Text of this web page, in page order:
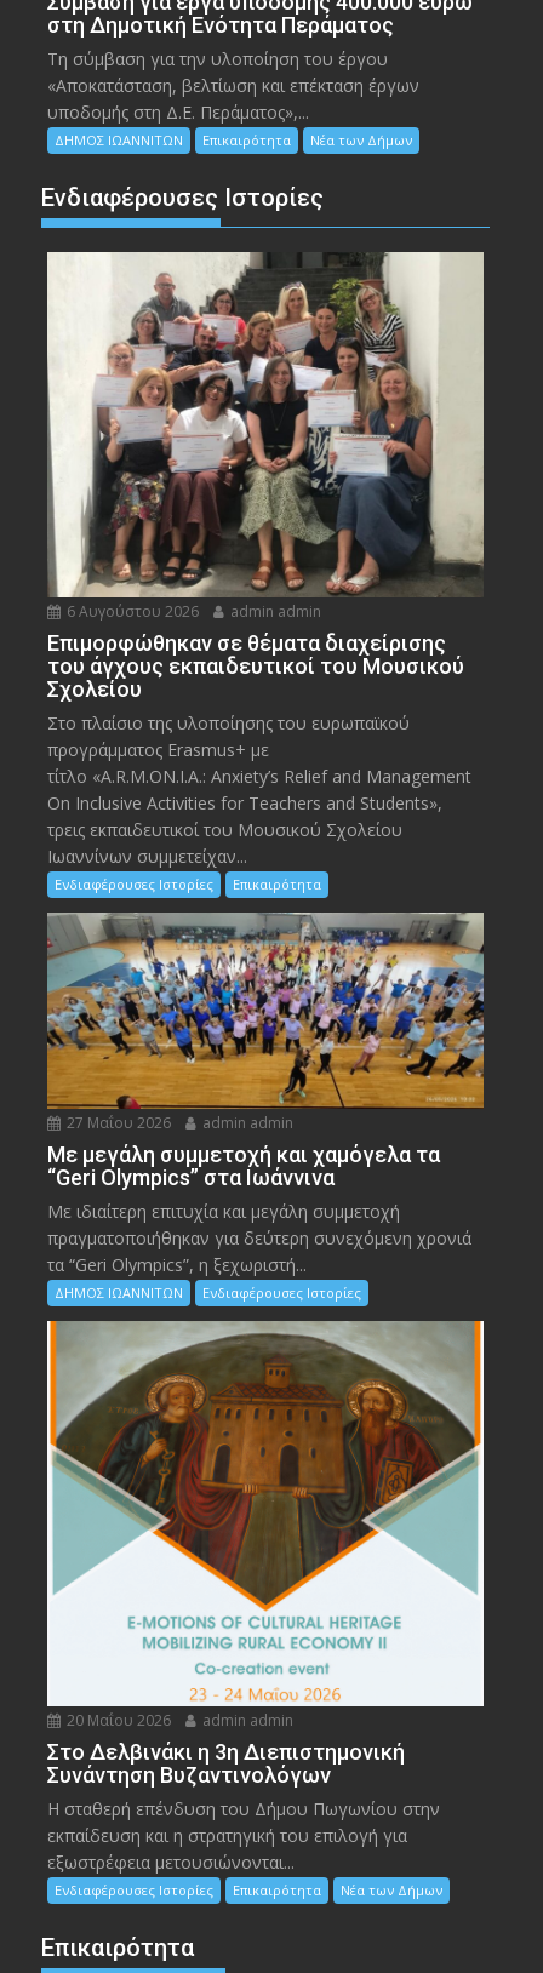
στη Δημοτική Ενότητα Περάματος
Τη σύμβαση για την υλοποίηση του έργου
«Αποκατάσταση, βελτίωση και επέκταση έργων
υποδομής στη Δ.Ε. Περάματος»,...
ΔΗΜΟΣ ΙΩΑΝΝΙΤΩΝ Επικαιρότητα Νέα των Δήμων
Ενδιαφέρουσες Ιστορίες
6 Αυγούστου 2026 admin admin
Eπιμορφώθηκαν σε θέματα διαχείρισης
του άγχους εκπαιδευτικοί του Μουσικού
Σχολείου
Στο πλαίσιο της υλοποίησης του ευρωπαϊκού
προγράμματος Erasmus+ με
τίτλο «A.R.M.ON.I.A.: Anxiety’s Relief and Management
On Inclusive Activities for Teachers and Students»,
τρεις εκπαιδευτικοί του Μουσικού Σχολείου
Ιωαννίνων συμμετείχαν...
Ενδιαφέρουσες Ιστορίες Επικαιρότητα
27 Μαΐου 2026 admin admin
Με μεγάλη συμμετοχή και χαμόγελα τα
“Geri Olympics” στα Ιωάννινα
Με ιδιαίτερη επιτυχία και μεγάλη συμμετοχή
πραγματοποιήθηκαν για δεύτερη συνεχόμενη χρονιά
τα “Geri Olympics”, η ξεχωριστή...
ΔΗΜΟΣ ΙΩΑΝΝΙΤΩΝ Ενδιαφέρουσες Ιστορίες
20 Μαΐου 2026 admin admin
Στο Δελβινάκι η 3η Διεπιστημονική
Συνάντηση Βυζαντινολόγων
Η σταθερή επένδυση του Δήμου Πωγωνίου στην
εκπαίδευση και η στρατηγική του επιλογή για
εξωστρέφεια μετουσιώνονται...
Ενδιαφέρουσες Ιστορίες Επικαιρότητα Νέα των Δήμων
Επικαιρότητα